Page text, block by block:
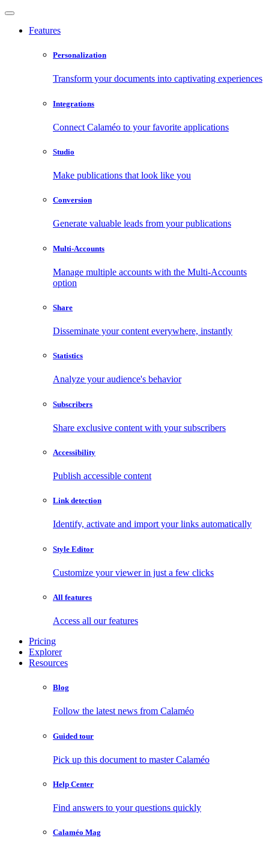
Features
Personalization
Transform your documents into captivating experiences
Integrations
Connect Calaméo to your favorite applications
Studio
Make publications that look like you
Conversion
Generate valuable leads from your publications
Multi-Accounts
Manage multiple accounts with the Multi-Accounts
option
Share
Disseminate your content everywhere, instantly
Statistics
Analyze your audience's behavior
Subscribers
Share exclusive content with your subscribers
Accessibility
Publish accessible content
Link detection
Identify, activate and import your links automatically
Style Editor
Customize your viewer in just a few clicks
All features
Access all our features
Pricing
Explorer
Resources
Blog
Follow the latest news from Calaméo
Guided tour
Pick up this document to master Calaméo
Help Center
Find answers to your questions quickly
Calaméo Mag